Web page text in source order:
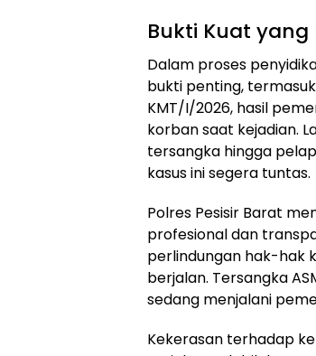
​Bukti Kuat yang
​Dalam proses
bukti penting,
KMT/I/2026, hasil
korban saat kejadian.
tersangka hingga
kasus ini segera tuntas.
​Polres Pesisir Barat
profesional dan
perlindungan hak-hak
berjalan. Tersangka
sedang menjalani
​Kekerasan terhadap